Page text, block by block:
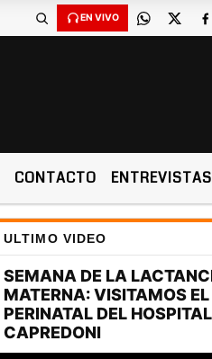
EN VIVO
CONTACTO ENTREVISTAS
ULTIMO VIDEO